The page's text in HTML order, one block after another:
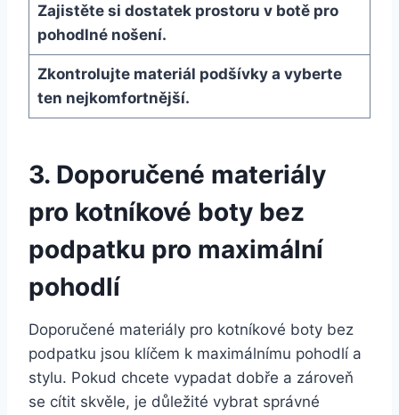
Zajistěte si dostatek prostoru v⁣ botě pro
pohodlné nošení.
Zkontrolujte materiál podšívky a ‌vyberte
ten nejkomfortnější.
3. Doporučené materiály
pro kotníkové boty bez
podpatku pro maximální
pohodlí
Doporučené materiály pro kotníkové boty ‍bez
podpatku jsou klíčem ‍k maximálnímu ⁤pohodlí ⁢a
stylu.​ Pokud chcete‍ vypadat⁣ dobře a zároveň
se cítit skvěle, je důležité ‍vybrat správné⁣